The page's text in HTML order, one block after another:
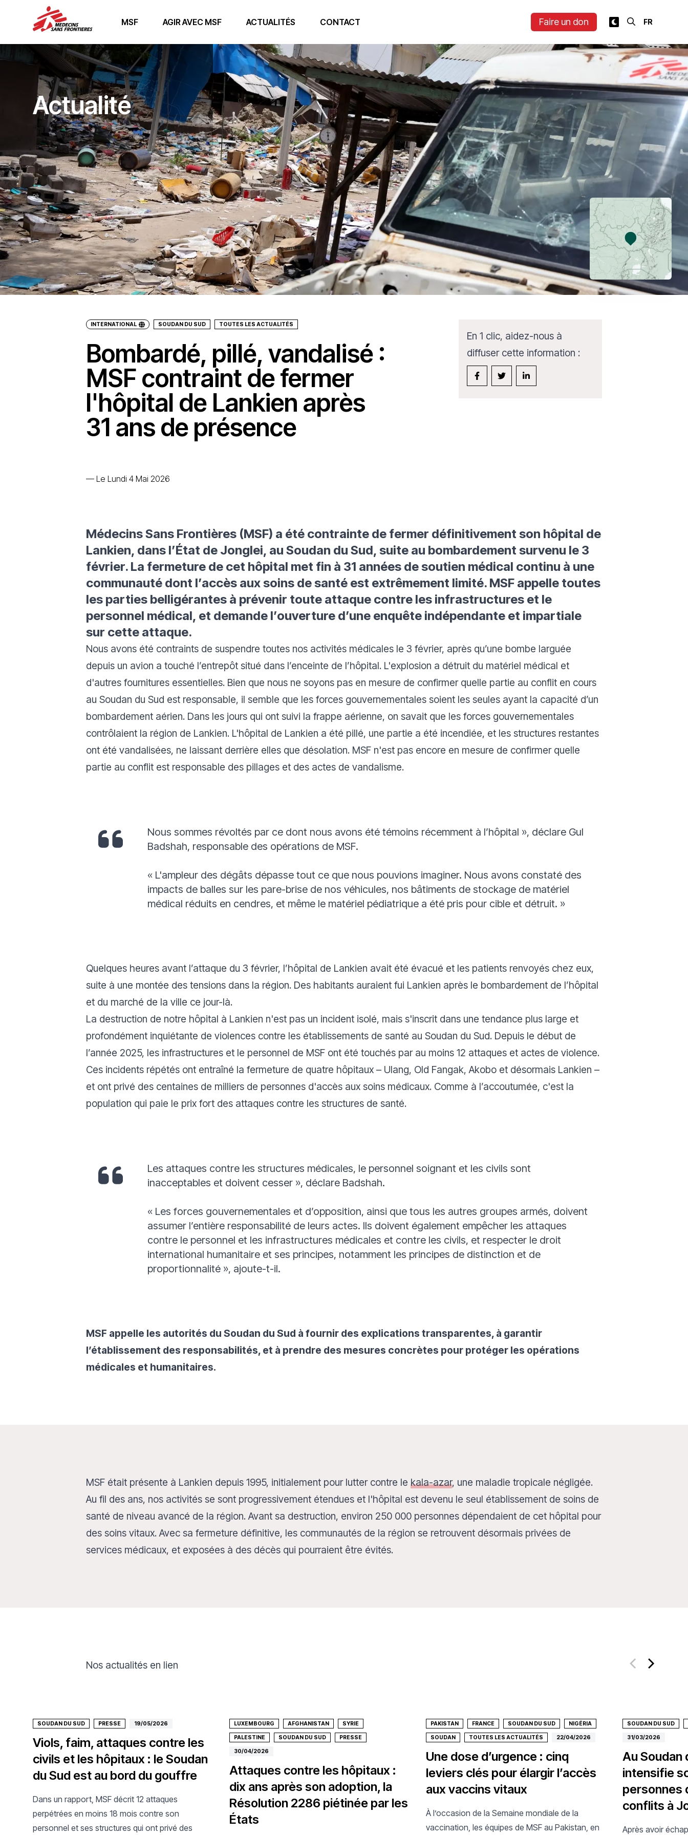
MSF AGIR AVEC MSF ACTUALITÉS CONTACT Faire un don
Actualité
INTERNATIONAL SOUDAN DU SUD TOUTES LES ACTUALITÉS
Bombardé, pillé, vandalisé :
MSF contraint de fermer
l'hôpital de Lankien après
31 ans de présence
— Le Lundi 4 Mai 2026
En 1 clic, aidez-nous à
diffuser cette information :
Médecins Sans Frontières (MSF) a été contrainte de fermer définitivement son hôpital de
Lankien, dans l’État de Jonglei, au Soudan du Sud, suite au bombardement survenu le 3
février. La fermeture de cet hôpital met fin à 31 années de soutien médical continu à une
communauté dont l’accès aux soins de santé est extrêmement limité. MSF appelle toutes
les parties belligérantes à prévenir toute attaque contre les infrastructures et le
personnel médical, et demande l’ouverture d’une enquête indépendante et impartiale
sur cette attaque.
Nous avons été contraints de suspendre toutes nos activités médicales le 3 février, après qu’une bombe larguée
depuis un avion a touché l’entrepôt situé dans l’enceinte de l’hôpital. L'explosion a détruit du matériel médical et
d'autres fournitures essentielles. Bien que nous ne soyons pas en mesure de confirmer quelle partie au conflit en cours
au Soudan du Sud est responsable, il semble que les forces gouvernementales soient les seules ayant la capacité d’un
bombardement aérien. Dans les jours qui ont suivi la frappe aérienne, on savait que les forces gouvernementales
contrôlaient la région de Lankien. L'hôpital de Lankien a été pillé, une partie a été incendiée, et les structures restantes
ont été vandalisées, ne laissant derrière elles que désolation. MSF n'est pas encore en mesure de confirmer quelle
partie au conflit est responsable des pillages et des actes de vandalisme.
Nous sommes révoltés par ce dont nous avons été témoins récemment à l’hôpital », déclare Gul
Badshah, responsable des opérations de MSF.
« L'ampleur des dégâts dépasse tout ce que nous pouvions imaginer. Nous avons constaté des
impacts de balles sur les pare-brise de nos véhicules, nos bâtiments de stockage de matériel
médical réduits en cendres, et même le matériel pédiatrique a été pris pour cible et détruit. »
Quelques heures avant l’attaque du 3 février, l’hôpital de Lankien avait été évacué et les patients renvoyés chez eux,
suite à une montée des tensions dans la région. Des habitants auraient fui Lankien après le bombardement de l’hôpital
et du marché de la ville ce jour-là.
La destruction de notre hôpital à Lankien n'est pas un incident isolé, mais s'inscrit dans une tendance plus large et
profondément inquiétante de violences contre les établissements de santé au Soudan du Sud. Depuis le début de
l’année 2025, les infrastructures et le personnel de MSF ont été touchés par au moins 12 attaques et actes de violence.
Ces incidents répétés ont entraîné la fermeture de quatre hôpitaux – Ulang, Old Fangak, Akobo et désormais Lankien –
et ont privé des centaines de milliers de personnes d'accès aux soins médicaux. Comme à l’accoutumée, c'est la
population qui paie le prix fort des attaques contre les structures de santé.
Les attaques contre les structures médicales, le personnel soignant et les civils sont
inacceptables et doivent cesser », déclare Badshah.
« Les forces gouvernementales et d’opposition, ainsi que tous les autres groupes armés, doivent
assumer l’entière responsabilité de leurs actes. Ils doivent également empêcher les attaques
contre le personnel et les infrastructures médicales et contre les civils, et respecter le droit
international humanitaire et ses principes, notamment les principes de distinction et de
proportionnalité », ajoute-t-il.
MSF appelle les autorités du Soudan du Sud à fournir des explications transparentes, à garantir
l’établissement des responsabilités, et à prendre des mesures concrètes pour protéger les opérations
médicales et humanitaires.
MSF était présente à Lankien depuis 1995, initialement pour lutter contre le kala-azar, une maladie tropicale négligée.
Au fil des ans, nos activités se sont progressivement étendues et l'hôpital est devenu le seul établissement de soins de
santé de niveau avancé de la région. Avant sa destruction, environ 250 000 personnes dépendaient de cet hôpital pour
des soins vitaux. Avec sa fermeture définitive, les communautés de la région se retrouvent désormais privées de
services médicaux, et exposées à des décès qui pourraient être évités.
Nos actualités en lien
SOUDAN DU SUD PRESSE 19/05/2026
Viols, faim, attaques contre les
civils et les hôpitaux : le Soudan
du Sud est au bord du gouffre
Dans un rapport, MSF décrit 12 attaques
perpétrées en moins 18 mois contre son
personnel et ses structures qui ont privé des
LUXEMBOURG AFGHANISTAN SYRIE
PALESTINE SOUDAN DU SUD PRESSE
30/04/2026
Attaques contre les hôpitaux :
dix ans après son adoption, la
Résolution 2286 piétinée par les
États
PAKISTAN FRANCE SOUDAN DU SUD NIGÉRIA
SOUDAN TOUTES LES ACTUALITÉS 22/04/2026
Une dose d’urgence : cinq
leviers clés pour élargir l’accès
aux vaccins vitaux
À l’occasion de la Semaine mondiale de la
vaccination, les équipes de MSF au Pakistan, en
SOUDAN DU SUD
31/03/2026
Au Soudan
intensifie
personnes
conflits à
Après avoir